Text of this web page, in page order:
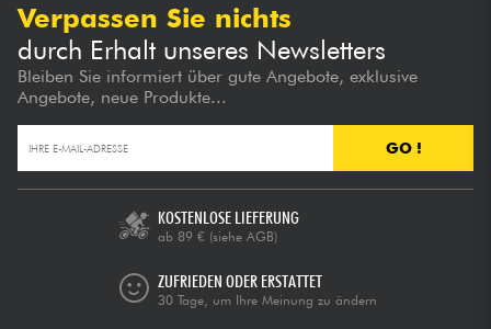
Verpassen Sie nichts
durch Erhalt unseres Newsletters
Bleiben Sie informiert über gute Angebote, exklusive
Angebote, neue Produkte...
GO !
KOSTENLOSE LIEFERUNG
ab 89 € (siehe AGB)
ZUFRIEDEN ODER ERSTATTET
30 Tage, um Ihre Meinung zu ändern